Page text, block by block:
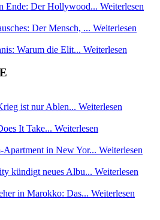
Ende: Der Hollywood... Weiterlesen
Der Mensch, ... Weiterlesen
Warum die Elit... Weiterlesen
ist nur Ablen... Weiterlesen
It Take... Weiterlesen
Apartment in New Yor... Weiterlesen
kündigt neues Albu... Weiterlesen
in Marokko: Das... Weiterlesen